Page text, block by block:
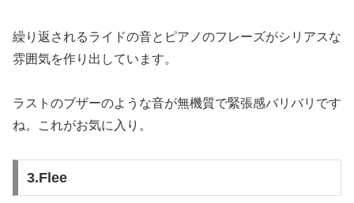
繰り返されるライドの音とピアノのフレーズがシリアスな
雰囲気を作り出しています。
ラストのブザーのような音が無機質で緊張感バリバリです
ね。これがお気に入り。
3.Flee